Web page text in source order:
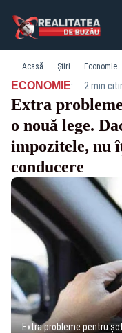
Acasă Știri Economie
ECONOMIE· 2 min
Extra
o nouă lege.
impozitele, nu
conducere
Extra probleme pentru